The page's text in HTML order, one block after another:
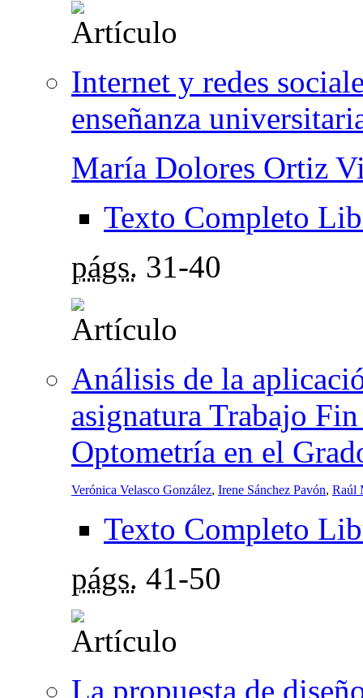
Internet y redes
enseñanza
María Dolores Ortiz
Texto Completo
págs. 31-40
Análisis de la
asignatura Trabajo
Optometría en el
Verónica Velasco González, Irene Sánchez Pavón, Raúl
Texto Completo
págs. 41-50
La propuesta de